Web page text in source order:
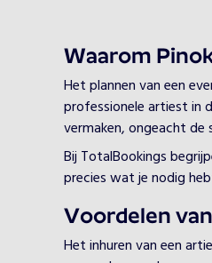
Waarom
Het plannen van een
professionele artiest in
vermaken, ongeacht de
Bij TotalBookings
precies wat je nodig
Voordelen
Het inhuren van een